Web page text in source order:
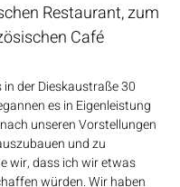
Restaurant, zum
Café
der Dieskaustraße 30
es in Eigenleistung
unseren Vorstellungen
und zu
wir, dass ich wir etwas
würden. Wir haben